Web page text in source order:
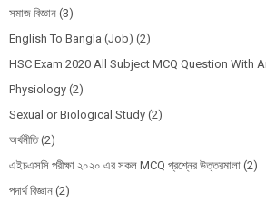
সমাজ বিজ্ঞান (3)
English To Bangla (Job) (2)
HSC Exam 2020 All Subject MCQ Question With
Physiology (2)
Sexual or Biological Study (2)
অর্থনীতি (2)
এইচএসসি পরীক্ষা ২০২০ এর সকল MCQ প্রশ্নের উত্তরমালা (2)
পদার্থ বিজ্ঞান (2)